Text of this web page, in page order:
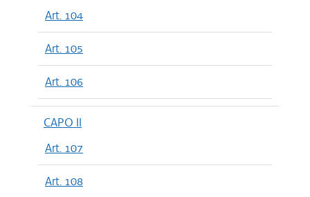
Art. 104
Art. 105
Art. 106
CAPO II
Art. 107
Art. 108